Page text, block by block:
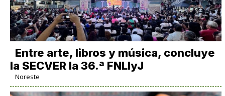
Entre arte, libros y música, concluye
la SECVER la 36.ª FNLIyJ
Noreste